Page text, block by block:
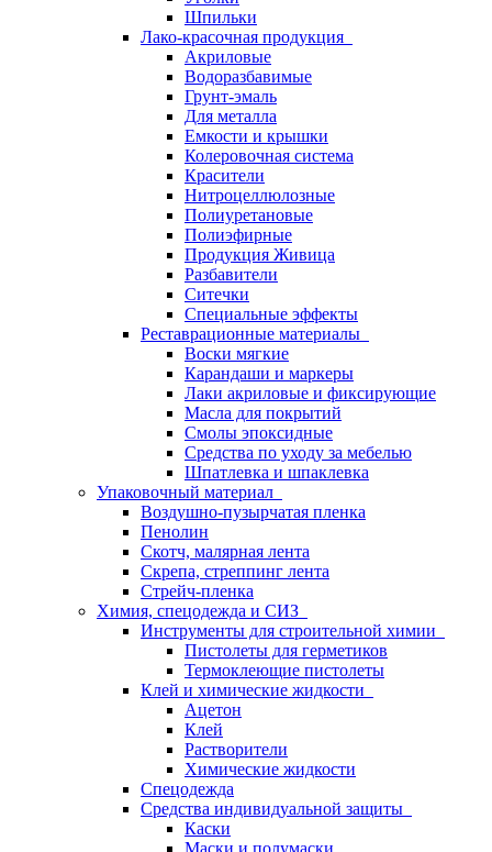
Шпильки
Лако-красочная продукция
Акриловые
Водоразбавимые
Грунт-эмаль
Для металла
Емкости и крышки
Колеровочная система
Красители
Нитроцеллюлозные
Полиуретановые
Полиэфирные
Продукция Живица
Разбавители
Ситечки
Специальные эффекты
Реставрационные материалы
Воски мягкие
Карандаши и маркеры
Лаки акриловые и фиксирующие
Масла для покрытий
Смолы эпоксидные
Средства по уходу за мебелью
Шпатлевка и шпаклевка
Упаковочный материал
Воздушно-пузырчатая пленка
Пенолин
Скотч, малярная лента
Скрепа, стреппинг лента
Стрейч-пленка
Химия, спецодежда и СИЗ
Инструменты для строительной химии
Пистолеты для герметиков
Термоклеющие пистолеты
Клей и химические жидкости
Ацетон
Клей
Растворители
Химические жидкости
Спецодежда
Средства индивидуальной защиты
Каски
Маски и полумаски